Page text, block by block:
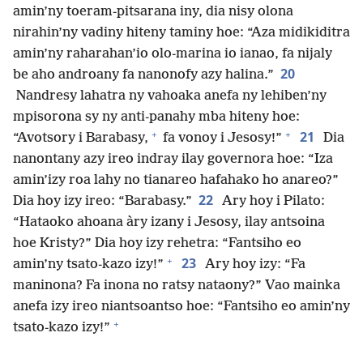
amin’ny toeram-pitsarana iny, dia nisy olona
nirahin’ny vadiny hiteny taminy hoe: “Aza midikiditra
amin’ny raharahan’io olo-marina io ianao, fa nijaly
be aho androany fa nanonofy azy halina.” 20
Nandresy lahatra ny vahoaka anefa ny lehiben’ny
mpisorona sy ny anti-panahy mba hiteny hoe:
“Avotsory i Barabasy, + fa vonoy i Jesosy!” + 21
Dia
nanontany azy ireo indray ilay governora hoe: “Iza
amin’izy roa lahy no tianareo hafahako ho anareo?”
Dia hoy izy ireo: “Barabasy.” 22 Ary hoy i Pilato:
“Hataoko ahoana àry izany i Jesosy, ilay antsoina
hoe Kristy?” Dia hoy izy rehetra: “Fantsiho eo
amin’ny tsato-kazo izy!” + 23 Ary hoy izy: “Fa
maninona? Fa inona no ratsy nataony?” Vao mainka
anefa izy ireo niantsoantso hoe: “Fantsiho eo amin’ny
tsato-kazo izy!” +